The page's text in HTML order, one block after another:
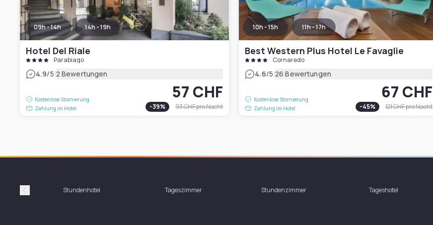
09h - 14h 14h - 19h
Hotel Del Riale
Parabiago
4.9/5|2 Bewertungen
Kostenlose Stornierung
Zahlung im Hotel
57 CHF
-39% 93 CHFpro Nacht
10h - 15h 11h - 17h
Best Western Plus Hotel Le Favaglie
Cornaredo
4.6/5|26 Bewertungen
Kostenlose Stornierung
Zahlung im Hotel
67 CHF
-45% 121 CHFpro Nacht
Précédent Stundenhotel Tageszimmer Stundenzimmer Tageshotel